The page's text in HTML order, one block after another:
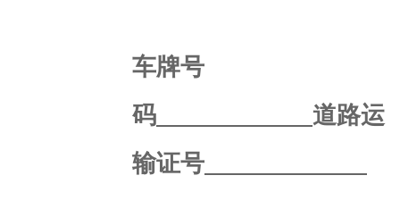
车牌号
码
道路运
输证号